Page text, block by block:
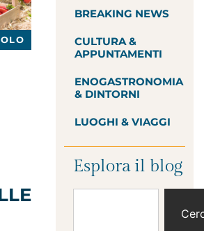
BREAKING NEWS
CULTURA &
APPUNTAMENTI
ENOGASTRONOMIA
& DINTORNI
LUOGHI & VIAGGI
Esplora il blog